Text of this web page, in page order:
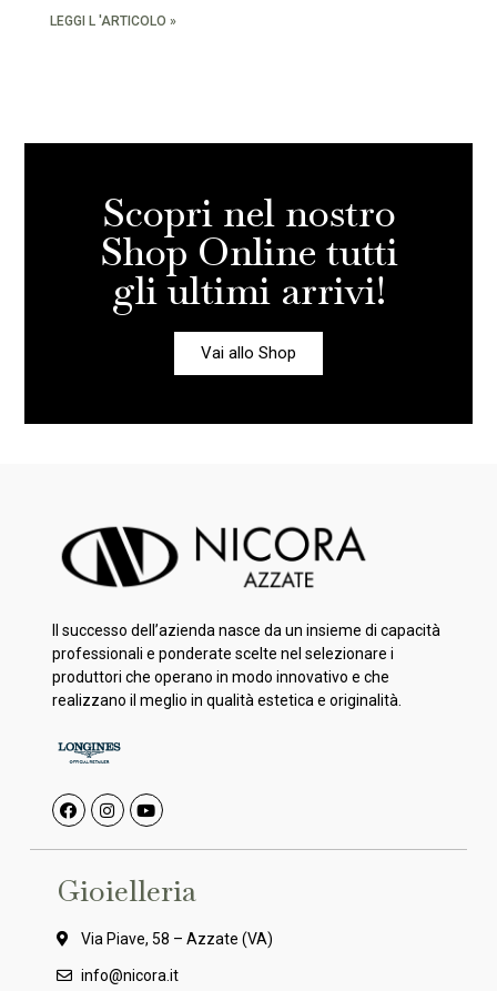
LEGGI L 'ARTICOLO »
Scopri nel nostro
Shop Online tutti
gli ultimi arrivi!
Vai allo Shop
Il successo dell’azienda nasce da un insieme di capacità
professionali e ponderate scelte nel selezionare i
produttori che operano in modo innovativo e che
realizzano il meglio in qualità estetica e originalità.
Gioielleria
Via Piave, 58 – Azzate (VA)
info@nicora.it